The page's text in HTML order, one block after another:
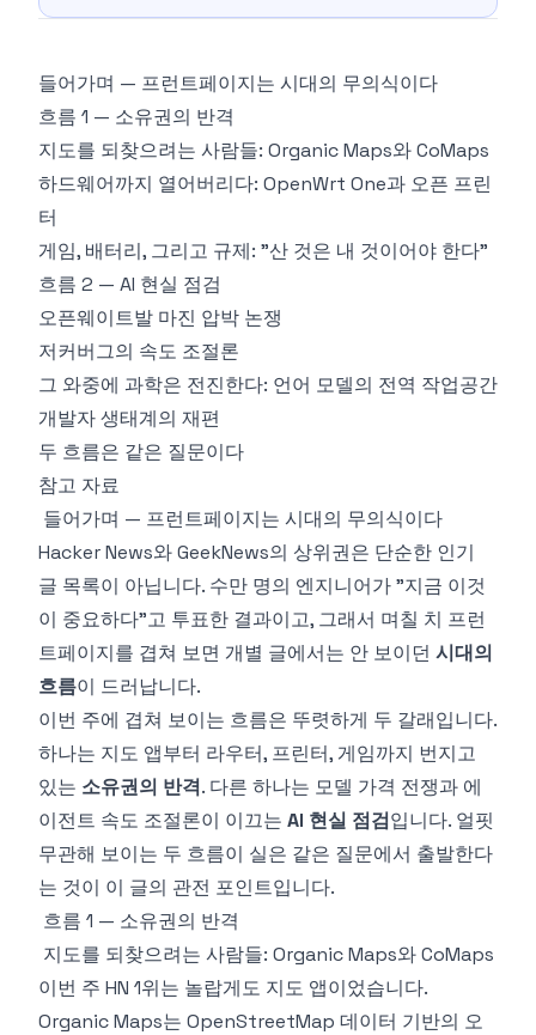
들어가며 — 프런트페이지는 시대의 무의식이다
흐름 1 — 소유권의 반격
지도를 되찾으려는 사람들: Organic Maps와 CoMaps
하드웨어까지 열어버리다: OpenWrt One과 오픈 프린
터
게임, 배터리, 그리고 규제: "산 것은 내 것이어야 한다"
흐름 2 — AI 현실 점검
오픈웨이트발 마진 압박 논쟁
저커버그의 속도 조절론
그 와중에 과학은 전진한다: 언어 모델의 전역 작업공간
개발자 생태계의 재편
두 흐름은 같은 질문이다
참고 자료
들어가며 — 프런트페이지는 시대의 무의식이다
Hacker News와 GeekNews의 상위권은 단순한 인기
글 목록이 아닙니다. 수만 명의 엔지니어가 "지금 이것
이 중요하다"고 투표한 결과이고, 그래서 며칠 치 프런
트페이지를 겹쳐 보면 개별 글에서는 안 보이던 시대의
흐름이 드러납니다.
이번 주에 겹쳐 보이는 흐름은 뚜렷하게 두 갈래입니다.
하나는 지도 앱부터 라우터, 프린터, 게임까지 번지고
있는 소유권의 반격. 다른 하나는 모델 가격 전쟁과 에
이전트 속도 조절론이 이끄는 AI 현실 점검입니다. 얼핏
무관해 보이는 두 흐름이 실은 같은 질문에서 출발한다
는 것이 이 글의 관전 포인트입니다.
흐름 1 — 소유권의 반격
지도를 되찾으려는 사람들: Organic Maps와 CoMaps
이번 주 HN 1위는 놀랍게도 지도 앱이었습니다.
Organic Maps는 OpenStreetMap 데이터 기반의 오